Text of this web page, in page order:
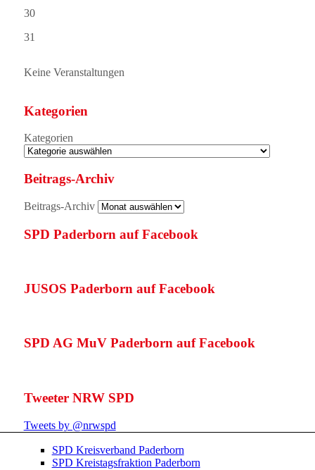
30
31
Keine Veranstaltungen
Kategorien
Kategorien
Beitrags-Archiv
Beitrags-Archiv
SPD Paderborn auf Facebook
JUSOS Paderborn auf Facebook
SPD AG MuV Paderborn auf Facebook
Tweeter NRW SPD
Tweets by @nrwspd
SPD Kreisverband Paderborn
SPD Kreistagsfraktion Paderborn